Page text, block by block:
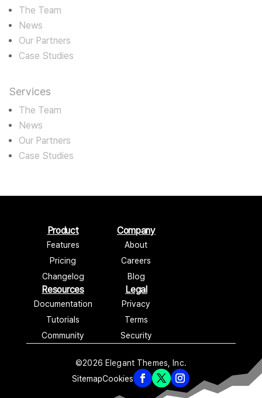
The Team
News
Our Partners
Case Studies
Services
The Team
News
Our Partners
Case Studies
Product
Features
Pricing
Changelog
Company
About
Careers
Blog
Resources
Documentation
Tutorials
Community
Legal
Privacy
Terms
Security
©2026 Elegant Themes, Inc.
SitemapCookies